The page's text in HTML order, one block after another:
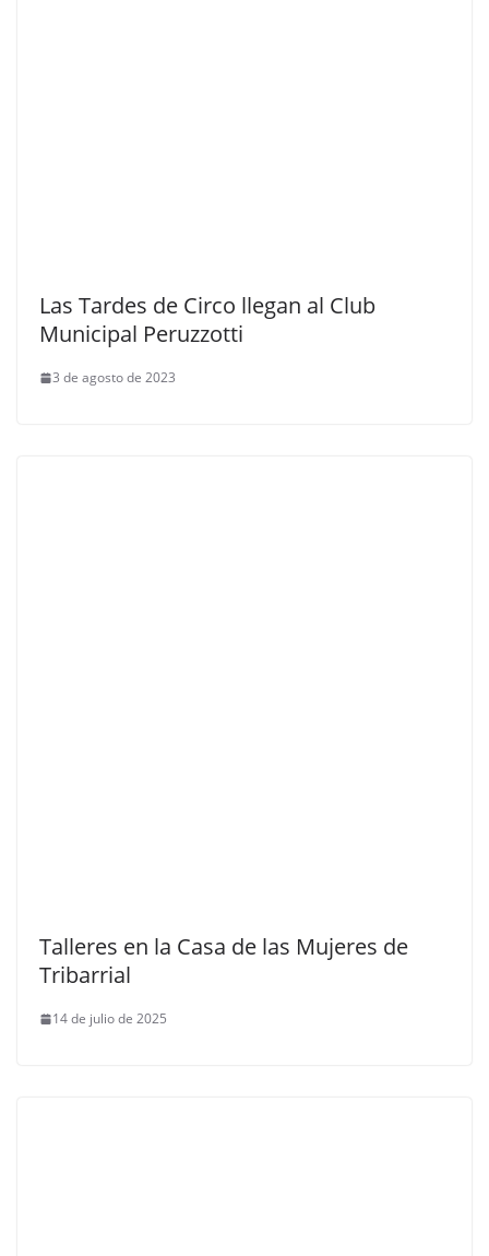
Las Tardes de Circo llegan al Club
Municipal Peruzzotti
3 de agosto de 2023
Talleres en la Casa de las Mujeres de
Tribarrial
14 de julio de 2025